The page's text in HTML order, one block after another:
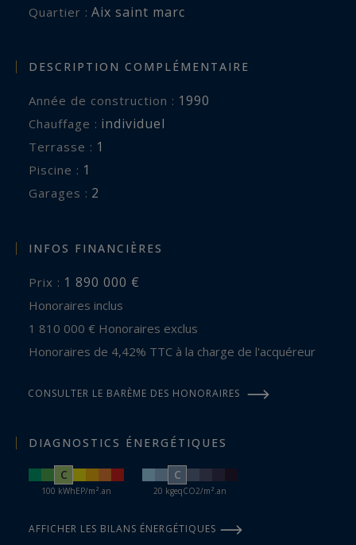
Quartier : Aix saint marc
DESCRIPTION COMPLÉMENTAIRE
Année de construction : 1990
Chauffage : individuel
terrasse : 1
piscine : 1
garages : 2
INFOS FINANCIÈRES
Prix : 1 890 000 €
Honoraires inclus
1 810 000 € Honoraires exclus
Honoraires de 4,42% TTC à la charge de l'acquéreur
CONSULTER LE BARÈME DES HONORAIRES
DIAGNOSTICS ÉNERGÉTIQUES
C
100 kWhEP/m².an
C
20 kgeqCO2/m².an
AFFICHER LES BILANS ÉNERGÉTIQUES